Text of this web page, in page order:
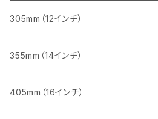
鋳鉄管切断用
ヒューム管・U字溝切断用
インターロッキング切断用
鋳鉄管切断用
ヒューム管・U字溝切断用
インターロッキング切断用
鋳鉄管切断用
ヒューム管・U字溝切断用
レンガ切断用
インターロッキング切断用
鋳鉄管切断用
ブロック切断用
レンガ切断用
インターロッキング切断用
コンクリート切断用
ブロック切断用
レンガ切断用
コンクリート切断用
一般道路カッター用
ブロック切断用
レンガ切断用
305mm（12インチ）
みかげ石（御影石）切断用
セグメント
鉄筋コンクリート切断用
355mm（14インチ）
みかげ石（御影石）切断用
405mm（16インチ）